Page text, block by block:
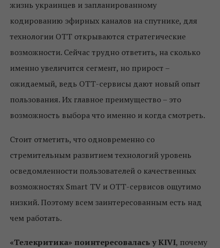
жизнь украинцев и запланированному
кодированию эфирных каналов на спутнике, для
технологии ОТТ открываются стратегические
возможности. Сейчас трудно ответить, на сколько
именно увеличится сегмент, но прирост –
ожидаемый, ведь ОТТ-сервисы дают новый опыт
пользования. Их главное преимущество – это
возможность выбора что именно и когда смотреть.
Стоит отметить, что одновременно со
стремительным развитием технологий уровень
осведомленности пользователей о качественных
возможностях Smart TV и ОТТ-сервисов ощутимо
низкий. Поэтому всем заинтересованным есть над
чем работать.
«Телекритика» поинтересовалась у KIVI, почему